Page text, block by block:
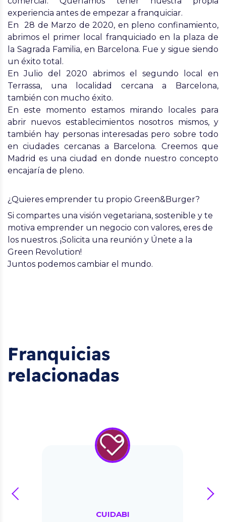
experiencia antes de empezar a franquiciar.
En 28 de Marzo de 2020, en pleno confinamiento,
abrimos el primer local franquiciado en la plaza de
la Sagrada Familia, en Barcelona. Fue y sigue siendo
un éxito total.
En Julio del 2020 abrimos el segundo local en
Terrassa, una localidad cercana a Barcelona,
también con mucho éxito.
En este momento estamos mirando locales para
abrir nuevos establecimientos nosotros mismos, y
también hay personas interesadas pero sobre todo
en ciudades cercanas a Barcelona. Creemos que
Madrid es una ciudad en donde nuestro concepto
encajaría de pleno.
¿Quieres emprender tu propio Green&Burger?
Si compartes una visión vegetariana, sostenible y te
motiva emprender un negocio con valores, eres de
los nuestros. ¡Solicita una reunión y Únete a la
Green Revolution!
Juntos podemos cambiar el mundo.
Franquicias
relacionadas
CUIDABI
prev next